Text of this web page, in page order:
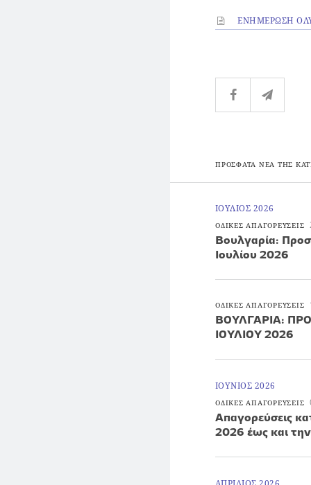
ΕΝΗΜΕΡΩΣΗ
ΠΡΟΣΦΑΤΑ ΝΕΑ ΤΗΣ
ΙΟΥΛΙΟΣ 2026
ΟΔΙΚΕΣ ΑΠΑΓΟΡΕΥΣΕΙΣ
Βουλγαρία:
Ιουλίου 2026
ΟΔΙΚΕΣ ΑΠΑΓΟΡΕΥΣΕΙΣ
ΒΟΥΛΓΑΡΙΑ:
ΙΟΥΛΙΟΥ 2026
ΙΟΥΝΙΟΣ 2026
ΟΔΙΚΕΣ ΑΠΑΓΟΡΕΥΣΕΙΣ
Απαγορεύσεις
2026 έως και